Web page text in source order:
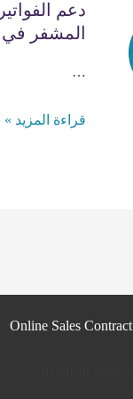
دعم
المشفر في
…
قراءة المزيد »
Online Sales Contract